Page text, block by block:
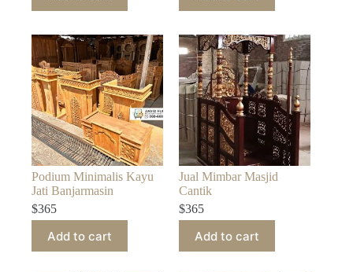
Podium Minimalis Kayu
Jati Banjarmasin
$365
Add to cart
Jual Mimbar Masjid
Cantik
$365
Add to cart